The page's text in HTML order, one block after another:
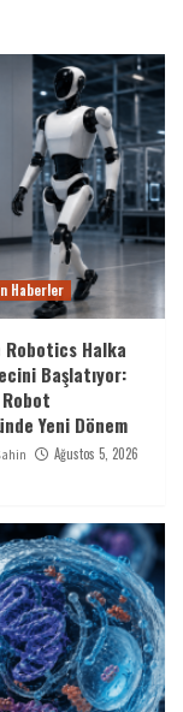
Haberler
Halka
Başlatıyor:
Yeni Dönem
Ağustos 5, 2026